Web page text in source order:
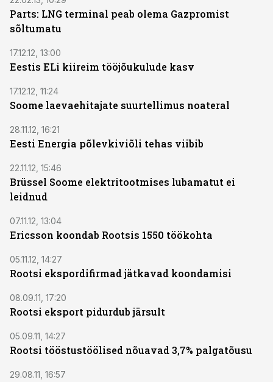
Parts: LNG terminal peab olema Gazpromist
sõltumatu
17.12.12, 13:00
Eestis ELi kiireim tööjõukulude kasv
17.12.12, 11:24
Soome laevaehitajate suurtellimus noateral
28.11.12, 16:21
Eesti Energia põlevkiviõli tehas viibib
22.11.12, 15:46
Brüssel Soome elektritootmises lubamatut ei
leidnud
07.11.12, 13:04
Ericsson koondab Rootsis 1550 töökohta
05.11.12, 14:27
Rootsi ekspordifirmad jätkavad koondamisi
08.09.11, 17:20
Rootsi eksport pidurdub järsult
05.09.11, 14:27
Rootsi tööstustöölised nõuavad 3,7% palgatõusu
29.08.11, 16:57